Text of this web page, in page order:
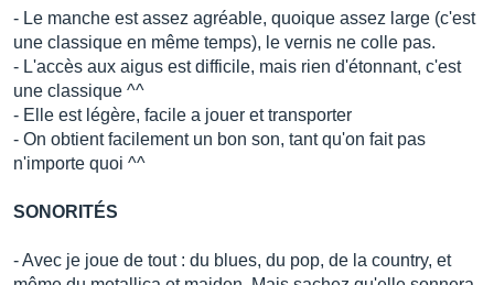
- Le manche est assez agréable, quoique assez large (c'est
une classique en même temps), le vernis ne colle pas.
- L'accès aux aigus est difficile, mais rien d'étonnant, c'est
une classique ^^
- Elle est légère, facile a jouer et transporter
- On obtient facilement un bon son, tant qu'on fait pas
n'importe quoi ^^
SONORITÉS
- Avec je joue de tout : du blues, du pop, de la country, et